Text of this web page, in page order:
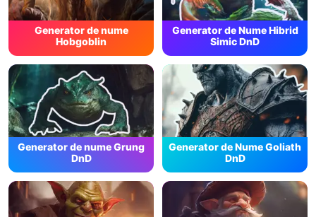
Generator de nume
Hobgoblin
Generator de Nume Hibrid
Simic DnD
Generator de nume Grung
DnD
Generator de Nume Goliath
DnD